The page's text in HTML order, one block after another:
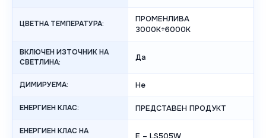
ЦВЕТНА ТЕМПЕРАТУРА:
ПРОМЕНЛИВА
3000K÷6000K
ВКЛЮЧЕН ИЗТОЧНИК НА
СВЕТЛИНА:
Да
ДИМИРУЕМА: Не
ЕНЕРГИЕН КЛАС: ПРЕДСТАВЕН ПРОДУКТ
ЕНЕРГИЕН КЛАС НА